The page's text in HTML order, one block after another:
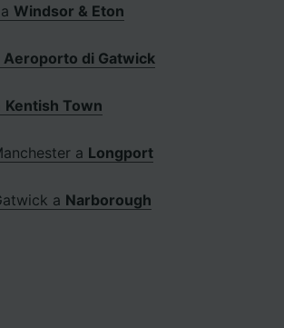
Windsor & Eton
Aeroporto di Gatwick
Kentish Town
a Longport
a Narborough